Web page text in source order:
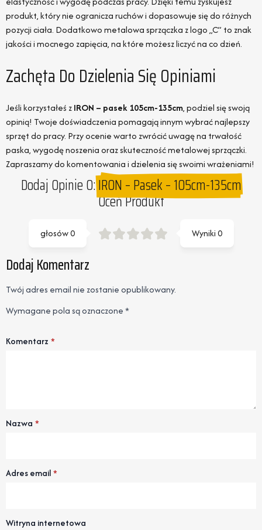
produkt, który nie ogranicza ruchów i dopasowuje się do różnych
pozycji ciała. Dodatkowo metalowa sprzączka z logo „C” to znak
jakości i mocnego zapięcia, na które możesz liczyć na co dzień.
Zachęta Do Dzielenia Się Opiniami
Jeśli korzystałeś zIRON – pasek 105cm-135cm, podziel się swoją
opinią! Twoje doświadczenia pomagają innym wybrać najlepszy
sprzęt do pracy. Przy ocenie warto zwrócić uwagę na trwałość
paska, wygodę noszenia oraz skuteczność metalowej sprzączki.
Zapraszamy do komentowania i dzielenia się swoimi wrażeniami!
Dodaj Opinie O:IRON – Pasek – 105cm-135cm
Oceń Produkt
Wyniki0
głosów0
Dodaj Komentarz
Twój adres email nie zostanie opublikowany.
Wymagane pola są oznaczone*
Komentarz *
Nazwa *
Adres email*
Witryna internetowa